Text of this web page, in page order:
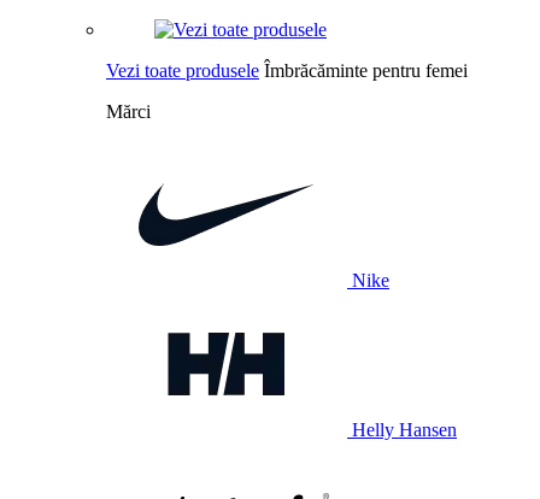
Vezi toate produsele Îmbrăcăminte pentru femei
Mărci
Nike
Helly Hansen